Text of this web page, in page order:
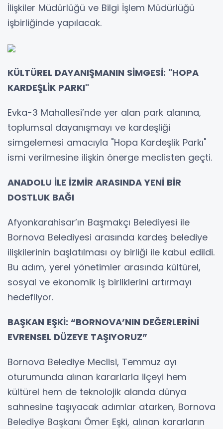
İlişkiler Müdürlüğü ve Bilgi İşlem Müdürlüğü
işbirliğinde yapılacak.
KÜLTÜREL DAYANIŞMANIN SİMGESİ: "HOPA
KARDEŞLİK PARKI"
Evka-3 Mahallesi’nde yer alan park alanına,
toplumsal dayanışmayı ve kardeşliği
simgelemesi amacıyla "Hopa Kardeşlik Parkı"
ismi verilmesine ilişkin önerge meclisten geçti.
ANADOLU İLE İZMİR ARASINDA YENİ BİR
DOSTLUK BAĞI
Afyonkarahisar’ın Başmakçı Belediyesi ile
Bornova Belediyesi arasında kardeş belediye
ilişkilerinin başlatılması oy birliği ile kabul edildi.
Bu adım, yerel yönetimler arasında kültürel,
sosyal ve ekonomik iş birliklerini artırmayı
hedefliyor.
BAŞKAN EŞKİ: “BORNOVA’NIN DEĞERLERİNİ
EVRENSEL DÜZEYE TAŞIYORUZ”
Bornova Belediye Meclisi, Temmuz ayı
oturumunda alınan kararlarla ilçeyi hem
kültürel hem de teknolojik alanda dünya
sahnesine taşıyacak adımlar atarken, Bornova
Belediye Başkanı Ömer Eşki, alınan kararların